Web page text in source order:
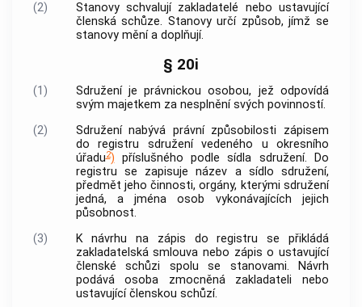
(2)
Stanovy schvalují zakladatelé nebo ustavující
členská schůze. Stanovy určí způsob, jímž se
stanovy mění a doplňují.
§ 20i
(1)
Sdružení je právnickou osobou, jež odpovídá
svým majetkem za nesplnění svých povinností.
(2)
Sdružení nabývá právní způsobilosti zápisem
do registru sdružení vedeného u okresního
úřadu2) příslušného podle sídla sdružení. Do
registru se zapisuje název a sídlo sdružení,
předmět jeho činnosti, orgány, kterými sdružení
jedná, a jména osob vykonávajících jejich
působnost.
(3)
K návrhu na zápis do registru se přikládá
zakladatelská smlouva nebo zápis o ustavující
členské schůzi spolu se stanovami. Návrh
podává osoba zmocněná zakladateli nebo
ustavující členskou schůzí.